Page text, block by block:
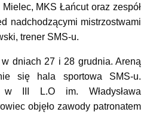
MKS Łańcut oraz zespół
nadchodzącymi mistrzostwami
trener SMS-u.
dniach 27 i 28 grudnia. Areną
się hala sportowa SMS-u.
III L.O im. Władysława
objęło zawody patronatem